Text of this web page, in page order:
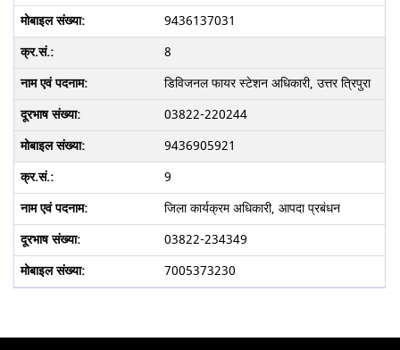
9436137031
8
डिविजनल फायर स्टेशन अधिकारी, उत्तर त्रिपुरा
03822-220244
9436905921
9
जिला कार्यक्रम अधिकारी, आपदा प्रबंधन
03822-234349
7005373230